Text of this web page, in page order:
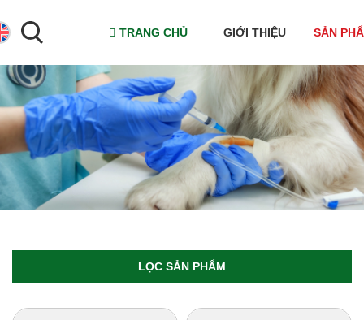
TRANG CHỦ GIỚI THIỆU SẢN
LỌC SẢN PHẨM